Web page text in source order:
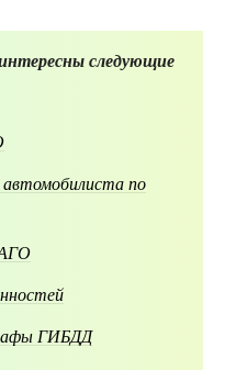
следующие
автомобилиста по
ГИБДД